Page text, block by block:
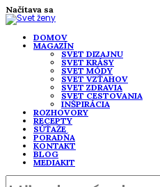
Načítava sa
DOMOV
MAGAZÍN
SVET DIZAJNU
SVET KRÁSY
SVET MÓDY
SVET VZŤAHOV
SVET ZDRAVIA
SVET CESTOVANIA
INŠPIRÁCIA
ROZHOVORY
RECEPTY
SÚŤAŽE
PORADŇA
KONTAKT
BLOG
MEDIAKIT